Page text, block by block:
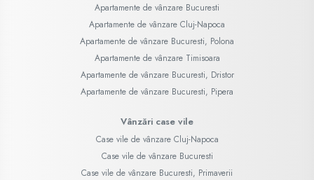
Apartamente de vânzare Bucuresti
Apartamente de vânzare Cluj-Napoca
Apartamente de vânzare Bucuresti, Polona
Apartamente de vânzare Timisoara
Apartamente de vânzare Bucuresti, Dristor
Apartamente de vânzare Bucuresti, Pipera
Vânzări case vile
Case vile de vânzare Cluj-Napoca
Case vile de vânzare Bucuresti
Case vile de vânzare Bucuresti, Primaverii